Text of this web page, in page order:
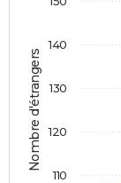
Nombre d'étrangers
110
120
130
140